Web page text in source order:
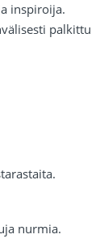
inspiroija.
palkittu
nurmia.